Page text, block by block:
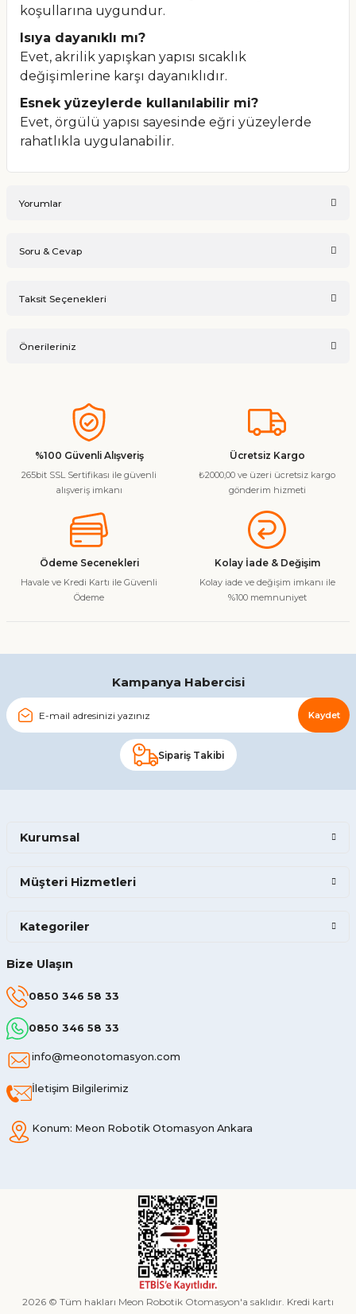
koşullarına uygundur.
Isıya dayanıklı mı?
Evet, akrilik yapışkan yapısı sıcaklık
değişimlerine karşı dayanıklıdır.
Esnek yüzeylerde kullanılabilir mi?
Evet, örgülü yapısı sayesinde eğri yüzeylerde
rahatlıkla uygulanabilir.
Yorumlar
Soru & Cevap
Taksit Seçenekleri
Önerileriniz
konularda yetersiz gördüğünüz noktaları öneri formunu
kullanarak tarafımıza iletebilirsiniz.
Görüş ve önerileriniz için teşekkür ederiz.
Ürün resmi kalitesiz, bozuk veya görüntülenemiyor.
Ürün bilgilerinde hatalar bulunuyor.
Ürün fiyatı diğer sitelerden daha pahalı.
Gönder
%100 Güvenli Alışveriş
265bit SSL Sertifikası ile güvenli
alışveriş imkanı
Ücretsiz Kargo
₺2000,00 ve üzeri ücretsiz kargo
gönderim hizmeti
Ödeme Secenekleri
Havale ve Kredi Kartı ile Güvenli
Ödeme
Kolay İade & Değişim
Kolay iade ve değişim imkanı ile
%100 memnuniyet
Kampanya Habercisi
Kaydet
Sipariş Takibi
Bize Ulaşın
0850 346 58 33
0850 346 58 33
info@meonotomasyon.com
İletişim Bilgilerimiz
Konum: Meon Robotik Otomasyon Ankara
Kurumsal
Müşteri Hizmetleri
Kategoriler
2026 © Tüm hakları Meon Robotik Otomasyon'a saklıdır. Kredi kartı